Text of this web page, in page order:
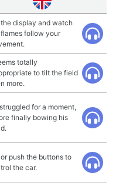
display and watch
follow your
totally
to tilt the field
more.
for a moment,
finally bowing his
push the buttons to
the car.